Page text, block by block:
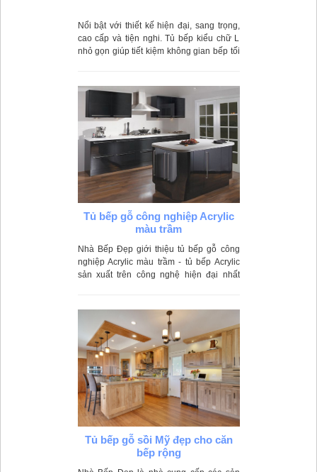
Nổi bật với thiết kế hiện đại, sang trọng,
cao cấp và tiện nghi. Tủ bếp kiểu chữ L
nhỏ gọn giúp tiết kiệm không gian bếp tối
Tủ bếp gỗ công nghiệp Acrylic
màu trầm
Nhà Bếp Đẹp giới thiệu tủ bếp gỗ công
nghiệp Acrylic màu trầm - tủ bếp Acrylic
sản xuất trên công nghệ hiện đại nhất
Tủ bếp gỗ sồi Mỹ đẹp cho căn
bếp rộng